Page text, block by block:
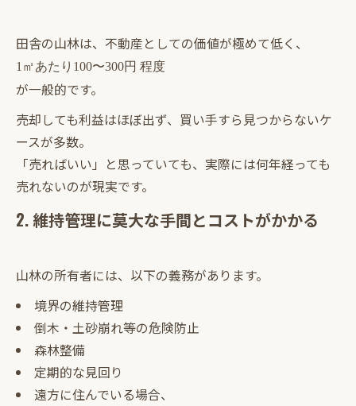
田舎の山林は、不動産としての価値が極めて低く、
1㎡あたり100〜300円 程度
が一般的です。
売却しても利益はほぼ出ず、買い手すら見つからないケ
ースが多数。
「売ればいい」と思っていても、実際には何年経っても
売れないのが現実です。
2. 維持管理に莫大な手間とコストがかかる
山林の所有者には、以下の義務があります。
境界の維持管理
倒木・土砂崩れ等の危険防止
森林整備
定期的な見回り
遠方に住んでいる場合、